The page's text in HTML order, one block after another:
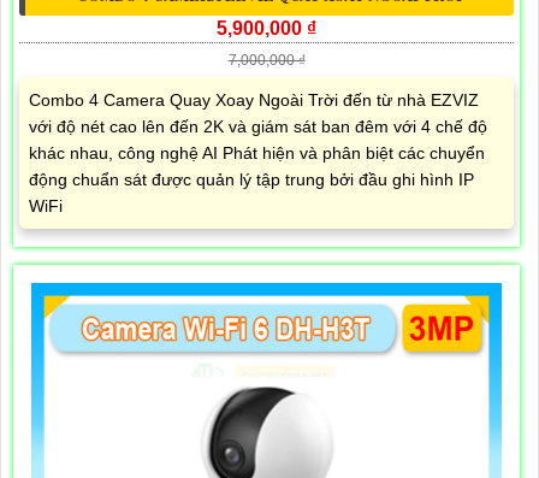
5,900,000 ₫
7,000,000 ₫
Combo 4 Camera Quay Xoay Ngoài Trời đến từ nhà EZVIZ
với độ nét cao lên đến 2K và giám sát ban đêm với 4 chế độ
khác nhau, công nghệ AI Phát hiện và phân biệt các chuyển
động chuẩn sát được quản lý tập trung bởi đầu ghi hình IP
WiFi